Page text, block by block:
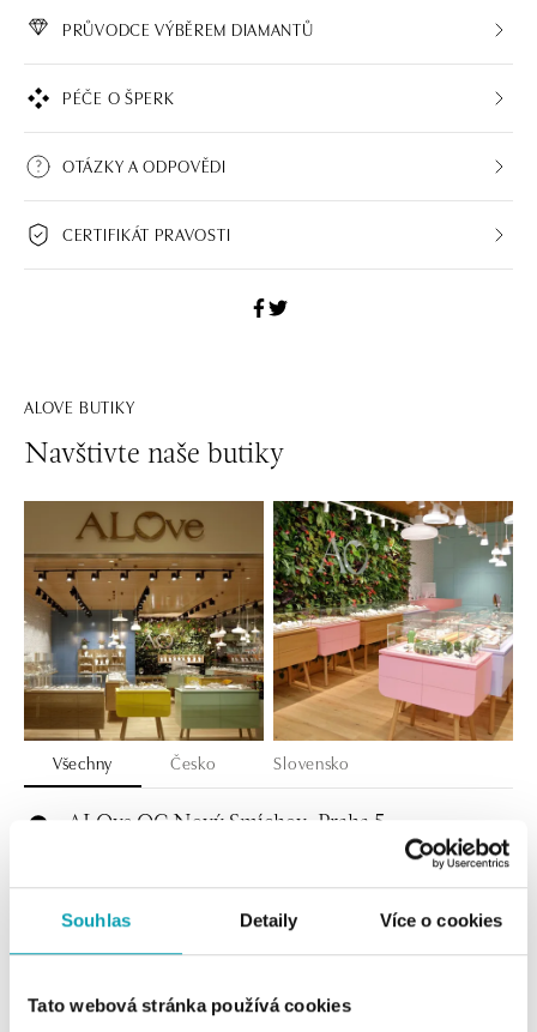
Souhlas Detaily Více o cookies
Tato webová stránka používá cookies
PRŮVODCE VÝBĚREM DIAMANTŮ
PÉČE O ŠPERK
OTÁZKY A ODPOVĚDI
CERTIFIKÁT PRAVOSTI
ALOVE BUTIKY
Navštivte naše butiky
Všechny Česko Slovensko
ALOve OC Nový Smíchov, Praha 5
U Dálnice 777, 664 42 Brno